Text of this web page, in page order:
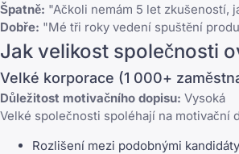
Špatně: "Ačkoli nemám 5 let zkušeností,
Dobře: "Mé tři roky vedení spuštění
Jak velikost společnosti
Velké korporace (1 000+
Důležitost motivačního dopisu: Vysoká
Velké společnosti spoléhají na motivační
Rozlišení mezi podobnými kandidáty